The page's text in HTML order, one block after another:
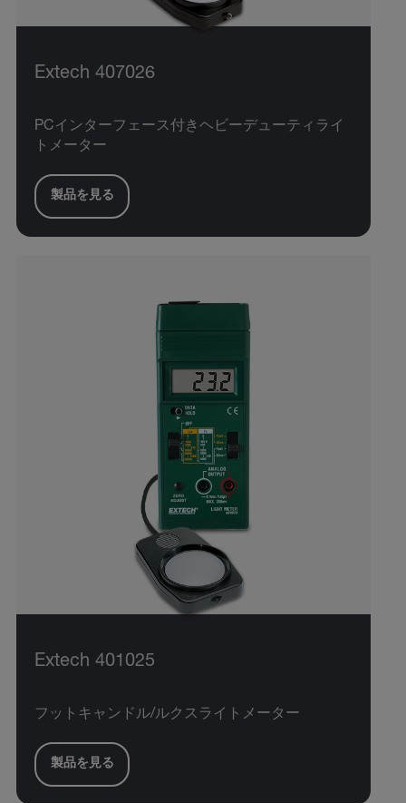
Extech 407026
PCインターフェース付きヘビーデューティライ
トメーター
製品を見る
Extech 401025
フットキャンドル/ルクスライトメーター
製品を見る